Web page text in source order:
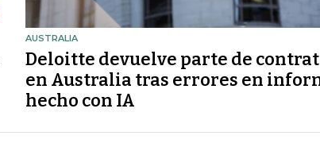
AUSTRALIA
Deloitte devuelve parte de
en Australia tras errores en
hecho con IA